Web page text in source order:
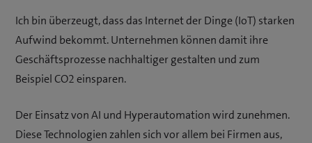
Ich bin überzeugt, dass das Internet der Dinge (IoT) starken
Aufwind bekommt. Unternehmen können damit ihre
Geschäftsprozesse nachhaltiger gestalten und zum
Beispiel CO2 einsparen.
Der Einsatz von AI und Hyperautomation wird zunehmen.
Diese Technologien zahlen sich vor allem bei Firmen aus,